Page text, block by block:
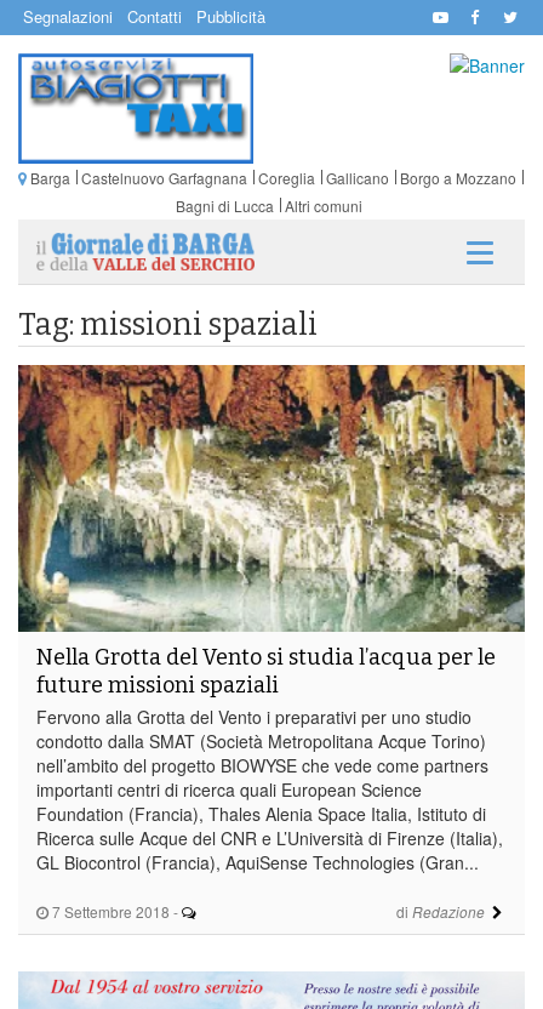
Segnalazioni Contatti Pubblicità
Barga Castelnuovo Garfagnana Coreglia Gallicano
Borgo a Mozzano
Bagni di Lucca Altri comuni
Tag: missioni spaziali
7 Settembre 2018 - di Redazione
Nella Grotta del Vento si studia l’acqua per le
future missioni spaziali
Fervono alla Grotta del Vento i preparativi per uno studio
condotto dalla SMAT (Società Metropolitana Acque Torino)
nell’ambito del progetto BIOWYSE che vede come partners
importanti centri di ricerca quali European Science
Foundation (Francia), Thales Alenia Space Italia, Istituto di
Ricerca sulle Acque del CNR e L’Università di Firenze (Italia),
GL Biocontrol (Francia), AquiSense Technologies (Gran...